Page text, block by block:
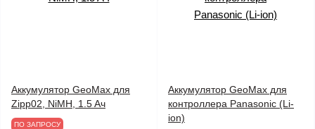
Аккумулятор GeoMax для
Zipp02, NiMH, 1.5 Aч
ПО ЗАПРОСУ
Аккумулятор GeoMax для
контроллера Panasonic (Li-
ion)